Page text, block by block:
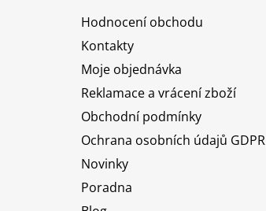
Hodnocení obchodu
Kontakty
Moje objednávka
Reklamace a vrácení zboží
Obchodní podmínky
Ochrana osobních údajů GDPR
Novinky
Poradna